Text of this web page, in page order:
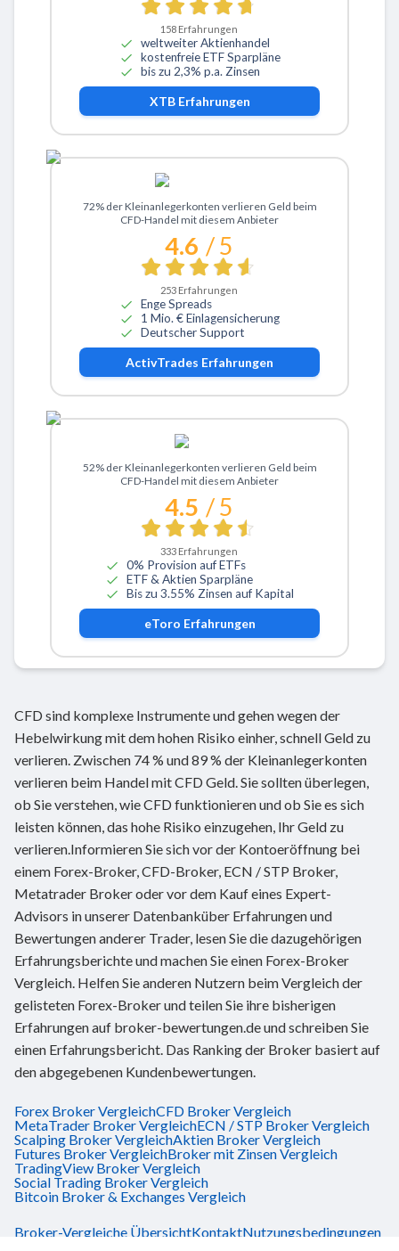
158 Erfahrungen
weltweiter Aktienhandel
kostenfreie ETF Sparpläne
bis zu 2,3% p.a. Zinsen
XTBErfahrungen
Zu ActivTrades
72% der Kleinanlegerkonten verlieren Geld beim
CFD-Handel mit diesem Anbieter
4.6 / 5
253 Erfahrungen
Enge Spreads
1 Mio. € Einlagensicherung
Deutscher Support
ActivTrades Erfahrungen
Zu eToro
52% der Kleinanlegerkonten verlieren Geld beim
CFD-Handel mit diesem Anbieter
4.5 / 5
333 Erfahrungen
0% Provision auf ETFs
ETF & Aktien Sparpläne
Bis zu 3.55% Zinsen auf Kapital
eToro Erfahrungen
CFD sind komplexe Instrumente und gehen wegen der
Hebelwirkung mit dem hohen Risiko einher, schnell Geld zu
verlieren. Zwischen 74 % und 89 % der Kleinanlegerkonten
verlieren beim Handel mit CFD Geld. Sie sollten überlegen,
ob Sie verstehen, wie CFD funktionieren und ob Sie es sich
leisten können, das hohe Risiko einzugehen, Ihr Geld zu
verlieren.Informieren Sie sich vor der Kontoeröffnung bei
einem Forex-Broker, CFD-Broker, ECN / STP Broker,
Metatrader Broker oder vor dem Kauf eines Expert-
Advisors in unserer Datenbanküber Erfahrungen und
Bewertungen anderer Trader, lesen Sie die dazugehörigen
Erfahrungsberichte und machen Sie einen Forex-Broker
Vergleich. Helfen Sie anderen Nutzern beim Vergleich der
gelisteten Forex-Broker und teilen Sie ihre bisherigen
Erfahrungen auf broker-bewertungen.de und schreiben Sie
einen Erfahrungsbericht. Das Ranking der Broker basiert auf
den abgegebenen Kundenbewertungen.
Forex Broker VergleichCFD Broker Vergleich
MetaTrader Broker VergleichECN / STP Broker Vergleich
Scalping Broker VergleichAktien Broker Vergleich
Futures Broker VergleichBroker mit Zinsen Vergleich
TradingView Broker Vergleich
Social Trading Broker Vergleich
Bitcoin Broker & Exchanges Vergleich
Broker-Vergleiche ÜbersichtKontaktNutzungsbedingungen